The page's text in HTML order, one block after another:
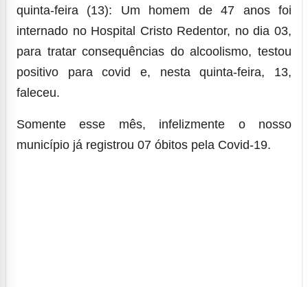
quinta-feira (13): Um homem de 47 anos foi
internado no Hospital Cristo Redentor, no dia 03,
para tratar consequências do alcoolismo, testou
positivo para covid e, nesta quinta-feira, 13,
faleceu.
Somente esse mês, infelizmente o nosso
município já registrou 07 óbitos pela Covid-19.